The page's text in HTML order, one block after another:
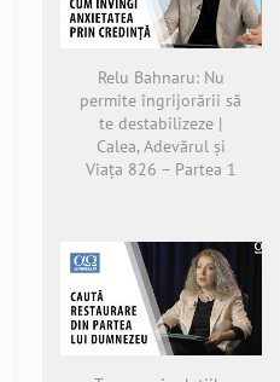
Relu Bahnaru: Nu
permite îngrijorării să
te destabilizeze |
Calea, Adevărul și
Viața 826 – Partea 1